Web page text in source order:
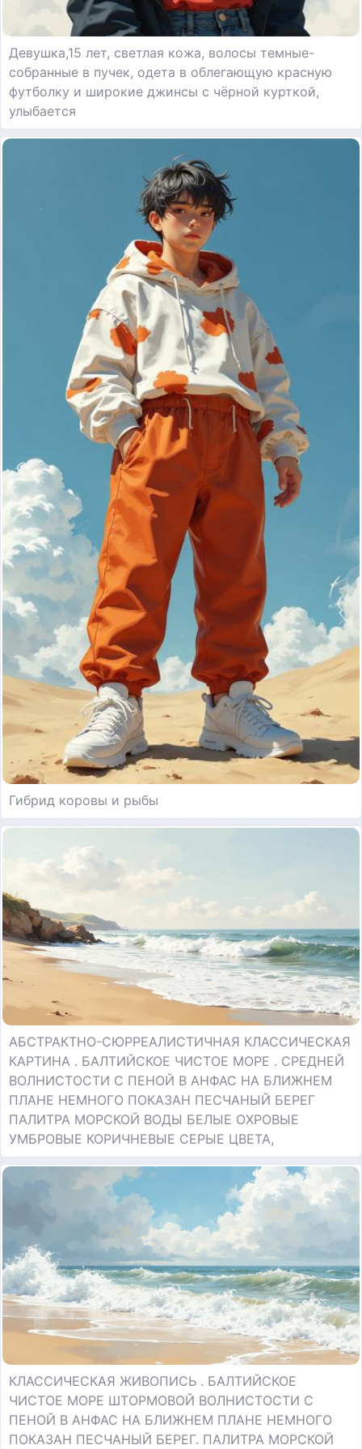
Девушка,15 лет, светлая кожа, волосы темные-
собранные в пучек, одета в облегающую красную
футболку и широкие джинсы с чёрной курткой,
улыбается
Гибрид коровы и рыбы
АБСТРАКТНО-СЮРРЕАЛИСТИЧНАЯ КЛАССИЧЕСКАЯ
КАРТИНА . БАЛТИЙСКОЕ ЧИСТОЕ МОРЕ . СРЕДНЕЙ
ВОЛНИСТОСТИ С ПЕНОЙ В АНФАС НА БЛИЖНЕМ
ПЛАНЕ НЕМНОГО ПОКАЗАН ПЕСЧАНЫЙ БЕРЕГ
ПАЛИТРА МОРСКОЙ ВОДЫ БЕЛЫЕ ОХРОВЫЕ
УМБРОВЫЕ КОРИЧНЕВЫЕ СЕРЫЕ ЦВЕТА,
КЛАССИЧЕСКАЯ ЖИВОПИСЬ . БАЛТИЙСКОЕ
ЧИСТОЕ МОРЕ ШТОРМОВОЙ ВОЛНИСТОСТИ С
ПЕНОЙ В АНФАС НА БЛИЖНЕМ ПЛАНЕ НЕМНОГО
ПОКАЗАН ПЕСЧАНЫЙ БЕРЕГ. ПАЛИТРА МОРСКОЙ